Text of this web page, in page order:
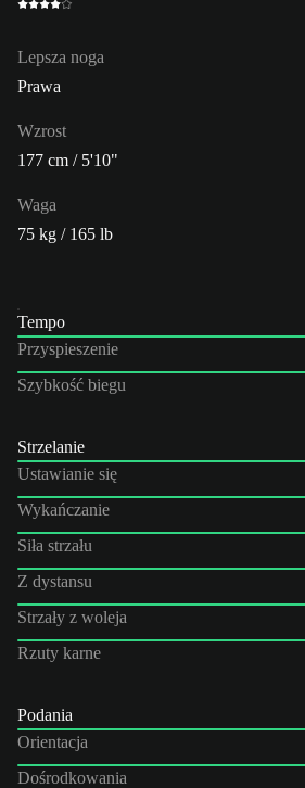
Lepsza noga
Prawa
Wzrost
177 cm / 5'10"
Waga
75 kg / 165 lb
Tempo
Przyspieszenie
Szybkość biegu
Strzelanie
Ustawianie się
Wykańczanie
Siła strzału
Z dystansu
Strzały z woleja
Rzuty karne
Podania
Orientacja
Dośrodkowania